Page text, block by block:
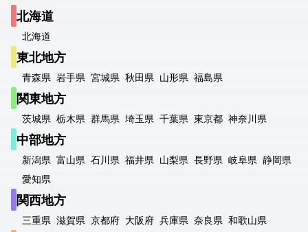
北海道
北海道
東北地方
青森県 岩手県 宮城県 秋田県 山形県 福島県
関東地方
茨城県 栃木県 群馬県 埼玉県 千葉県 東京都 神奈川県
中部地方
新潟県 富山県 石川県 福井県 山梨県 長野県 岐阜県 静岡県
愛知県
関西地方
三重県 滋賀県 京都府 大阪府 兵庫県 奈良県 和歌山県